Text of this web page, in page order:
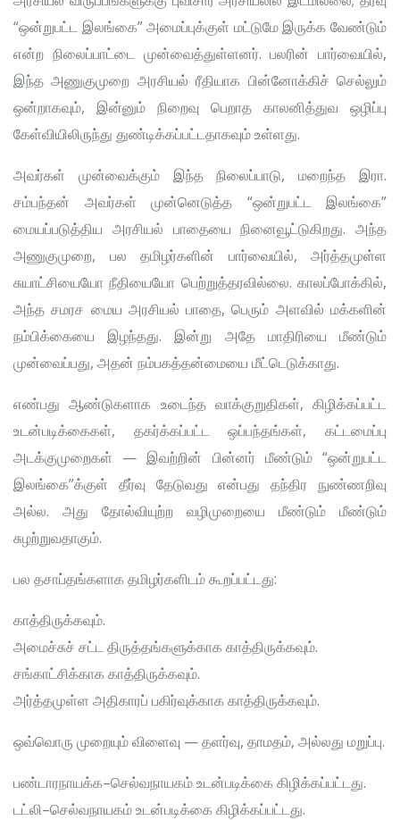
“ஒன்றுபட்ட இலங்கை” அமைப்புக்குள் மட்டுமே இருக்க வேண்டும்
என்ற நிலைப்பாட்டை முன்வைத்துள்ளனர். பலரின் பார்வையில்,
இந்த அணுகுமுறை அரசியல் ரீதியாக பின்னோக்கிச் செல்லும்
ஒன்றாகவும், இன்னும் நிறைவு பெறாத காலனித்துவ ஒழிப்பு
கேள்வியிலிருந்து துண்டிக்கப்பட்டதாகவும் உள்ளது.
அவர்கள் முன்வைக்கும் இந்த நிலைப்பாடு, மறைந்த இரா.
சம்பந்தன் அவர்கள் முன்னெடுத்த “ஒன்றுபட்ட இலங்கை”
மையப்படுத்திய அரசியல் பாதையை நினைவூட்டுகிறது. அந்த
அணுகுமுறை, பல தமிழர்களின் பார்வையில், அர்த்தமுள்ள
சுயாட்சியையோ நீதியையோ பெற்றுத்தரவில்லை. காலப்போக்கில்,
அந்த சமரச மைய அரசியல் பாதை, பெரும் அளவில் மக்களின்
நம்பிக்கையை இழந்தது. இன்று அதே மாதிரியை மீண்டும்
முன்வைப்பது, அதன் நம்பகத்தன்மையை மீட்டெடுக்காது.
எண்பது ஆண்டுகளாக உடைந்த வாக்குறுதிகள், கிழிக்கப்பட்ட
உடன்படிக்கைகள், தகர்க்கப்பட்ட ஒப்பந்தங்கள், கட்டமைப்பு
அடக்குமுறைகள் — இவற்றின் பின்னர் மீண்டும் “ஒன்றுபட்ட
இலங்கை”க்குள் தீர்வு தேடுவது என்பது தந்திர நுண்ணறிவு
அல்ல. அது தோல்வியுற்ற வழிமுறையை மீண்டும் மீண்டும்
சுழற்றுவதாகும்.
பல தசாப்தங்களாக தமிழர்களிடம் கூறப்பட்டது:
காத்திருக்கவும்.
அமைச்சுச் சட்ட திருத்தங்களுக்காக காத்திருக்கவும்.
சங்காட்சிக்காக காத்திருக்கவும்.
அர்த்தமுள்ள அதிகாரப் பகிர்வுக்காக காத்திருக்கவும்.
ஒவ்வொரு முறையும் விளைவு — தளர்வு, தாமதம், அல்லது மறுப்பு.
பண்டாரநாயக்க–செல்வநாயகம் உடன்படிக்கை கிழிக்கப்பட்டது.
டட்லி–செல்வநாயகம் உடன்படிக்கை கிழிக்கப்பட்டது.